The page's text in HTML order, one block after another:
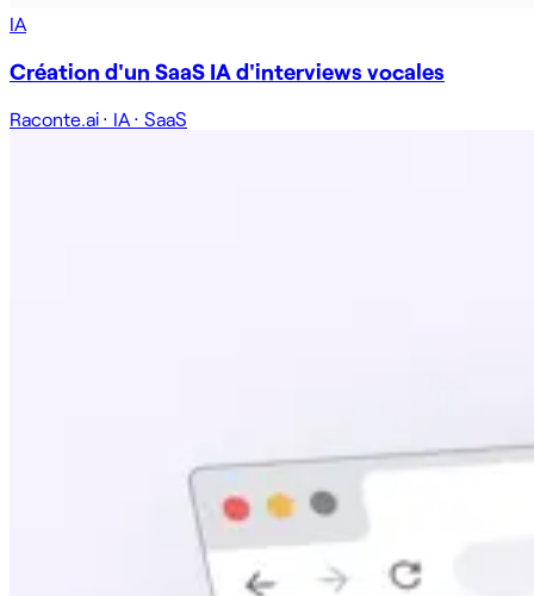
IA
Création d'un SaaS IA d'interviews vocales
Raconte.ai · IA · SaaS